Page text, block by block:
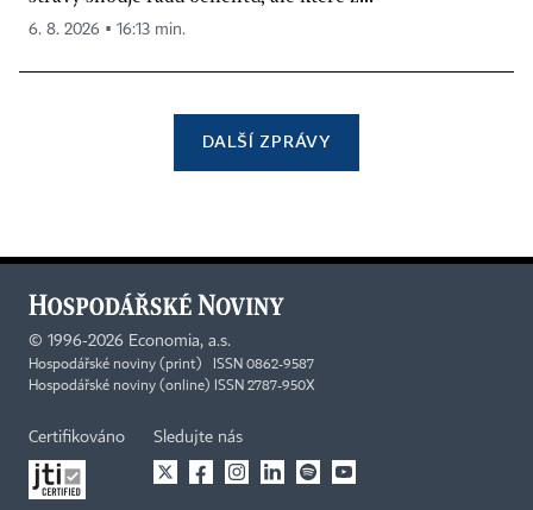
6. 8. 2026 ▪ 16:13 min.
DALŠÍ ZPRÁVY
© 1996-2026 Economia, a.s.
Hospodářské noviny (print) ISSN 0862-9587
Hospodářské noviny (online) ISSN 2787-950X
Certifikováno Sledujte nás